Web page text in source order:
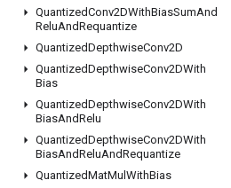
QuantizedConv2DWithBiasSumAnd
ReluAndRequantize
QuantizedDepthwiseConv2D
QuantizedDepthwiseConv2DWith
Bias
QuantizedDepthwiseConv2DWith
BiasAndRelu
QuantizedDepthwiseConv2DWith
BiasAndReluAndRequantize
QuantizedMatMul WithBias